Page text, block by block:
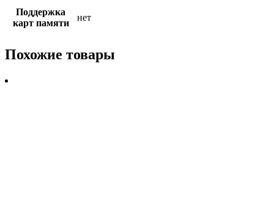
Поддержка
карт памяти
нет
Похожие товары